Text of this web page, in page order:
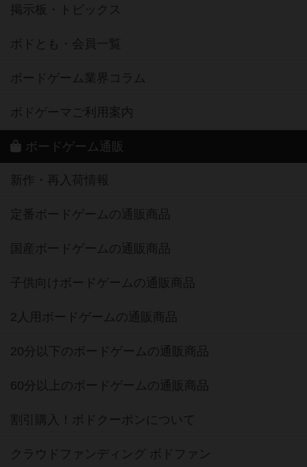
掲示板・トピックス
ボドとも・会員一覧
ボードゲーム業界コラム
ボドゲーマご利用案内
ボードゲーム通販
新作・再入荷情報
定番ボードゲームの通販商品
国産ボードゲームの通販商品
子供向けボードゲームの通販商品
2人用ボードゲームの通販商品
20分以下のボードゲームの通販商品
60分以上のボードゲームの通販商品
割引購入！ボドクーポンについて
クラウドファンディング ボドファン